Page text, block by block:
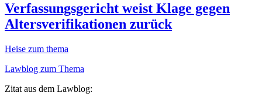
Verfassungsgericht weist Klage gegen
Altersverifikationen zurück
Heise zum thema
Lawblog zum Thema
Zitat aus dem Lawblog: